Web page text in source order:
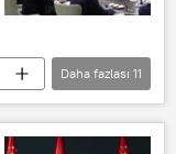
Daha fazlası 11